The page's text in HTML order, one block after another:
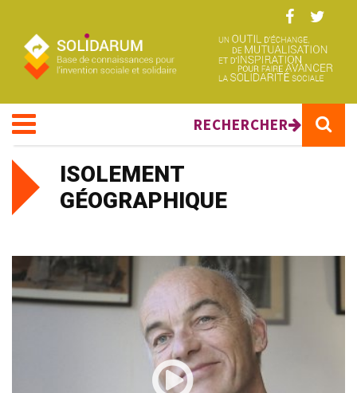
RECHERCHER
ISOLEMENT
GÉOGRAPHIQUE